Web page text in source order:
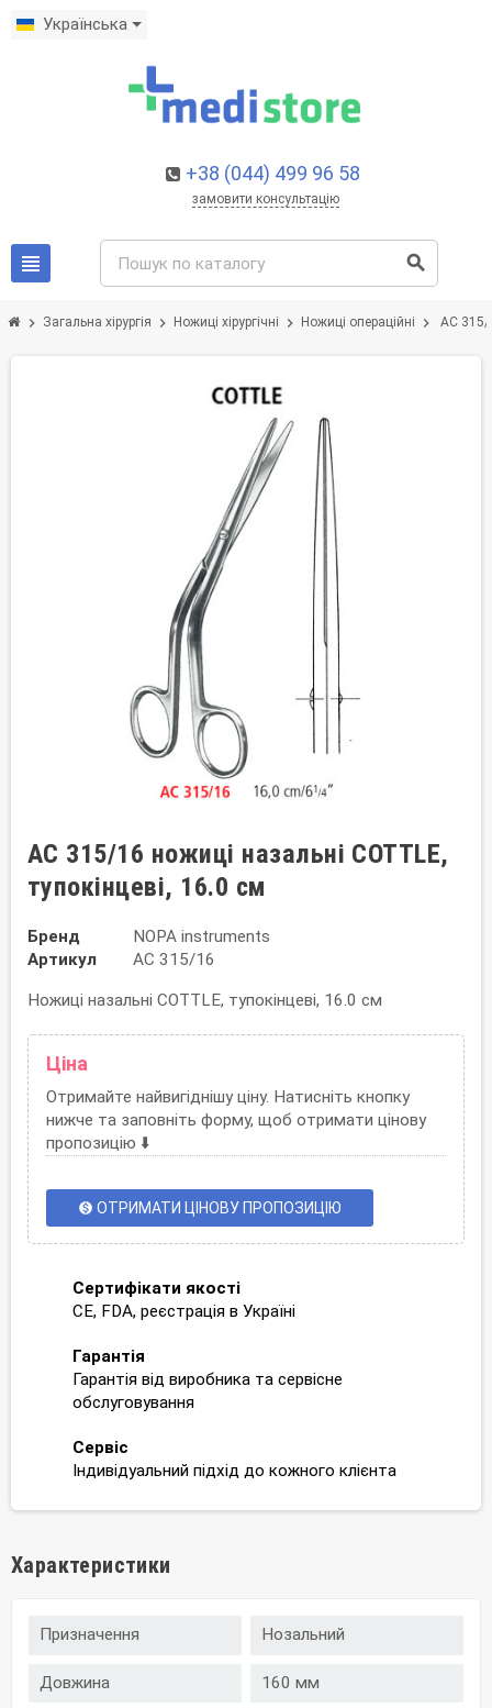
Українська
+38 (044) 499 96 58
замовити консультацію
view_headline search
chevron_right Загальна хірургія chevron_right Ножиці хірургічні chevron_right Ножиці операційні chevron_right AC 315/
AC 315/16 ножиці назальні COTTLE,
тупокінцеві, 16.0 см
Бренд
NOPA instruments
Артикул
AC 315/16
Ножиці назальні COTTLE, тупокінцеві, 16.0 см
Ціна
Отримайте найвигіднішу ціну. Натисніть кнопку
нижче та заповніть форму, щоб отримати цінову
пропозицію ⬇️
monetization_on ОТРИМАТИ ЦІНОВУ ПРОПОЗИЦІЮ
Сертифікати якості
CE, FDA, реєстрація в Україні
Гарантія
Гарантія від виробника та сервісне
обслуговування
Сервіс
Індивідуальний підхід до кожного клієнта
Характеристики
Призначення Нозальний
Довжина 160 мм